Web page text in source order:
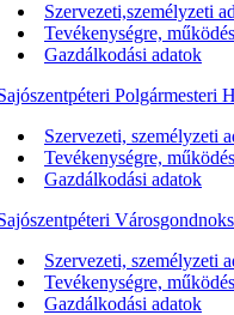
Szervezeti,személyzeti
Tevékenységre,
Gazdálkodási adatok
Polgármesteri
Szervezeti, személyzeti
Tevékenységre,
Gazdálkodási adatok
Szervezeti, személyzeti
Tevékenységre,
Gazdálkodási adatok